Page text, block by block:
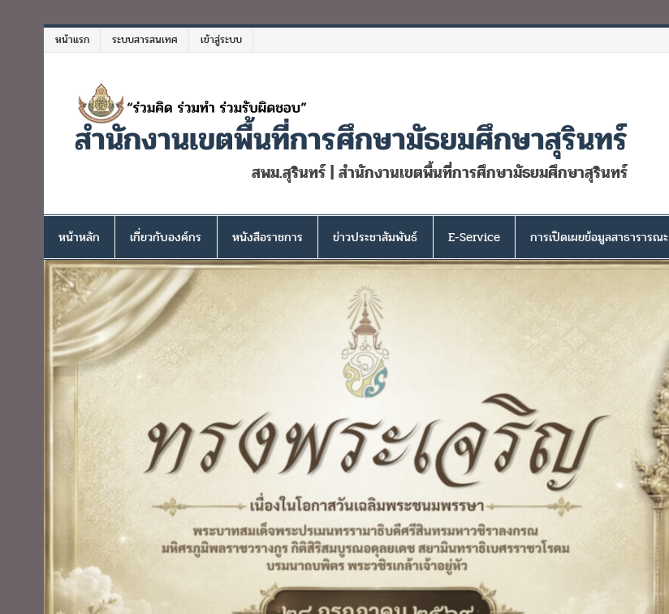
หน้าแรก ระบบสารสนเทศ เข้าสู่ระบบ
สำนักงานเขตพื้นที่การศึกษามัธยมศึกษาสุรินทร์
สพม.สุรินทร์ | สำนักงานเขตพื้นที่การศึกษามัธยมศึกษาสุรินทร์
หน้าหลัก เกี่ยวกับองค์กร หนังสือราชการ ข่าวประชาสัมพันธ์ E-Service การเปิดเผยข้อมูลสาธารารณะ